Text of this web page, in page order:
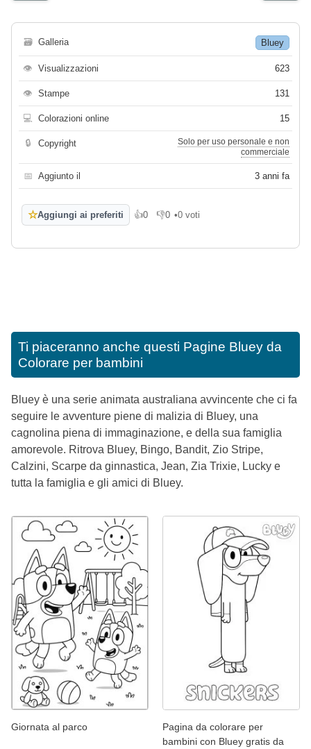
🗃 Galleria Bluey
👁 Visualizzazioni 623
👁 Stampe 131
💻 Colorazioni online 15
🔒 Copyright
Solo per uso personale e non
commerciale
📅 Aggiunto il 3 anni fa
☆Aggiungi ai preferiti 👍0
Mi piace
👎0
Non mi piace
•0 voti
Ti piaceranno anche questi Pagine Bluey da
Colorare per bambini
Bluey è una serie animata australiana avvincente che ci fa
seguire le avventure piene di malizia di Bluey, una
cagnolina piena di immaginazione, e della sua famiglia
amorevole. Ritrova Bluey, Bingo, Bandit, Zio Stripe,
Calzini, Scarpe da ginnastica, Jean, Zia Trixie, Lucky e
tutta la famiglia e gli amici di Bluey.
Giornata al parco
Pagina da colorare per
bambini con Bluey gratis da